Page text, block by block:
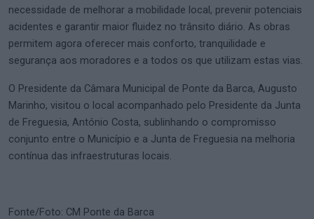
necessidade de melhorar a mobilidade local, prevenir potenciais
acidentes e garantir maior fluidez no trânsito diário. As obras
permitem agora oferecer mais conforto, tranquilidade e
segurança aos moradores e a todos os que utilizam estas vias.
O Presidente da Câmara Municipal de Ponte da Barca, Augusto
Marinho, visitou o local acompanhado pelo Presidente da Junta
de Freguesia, António Costa, sublinhando o compromisso
conjunto entre o Município e a Junta de Freguesia na melhoria
contínua das infraestruturas locais.
Fonte/Foto: CM Ponte da Barca